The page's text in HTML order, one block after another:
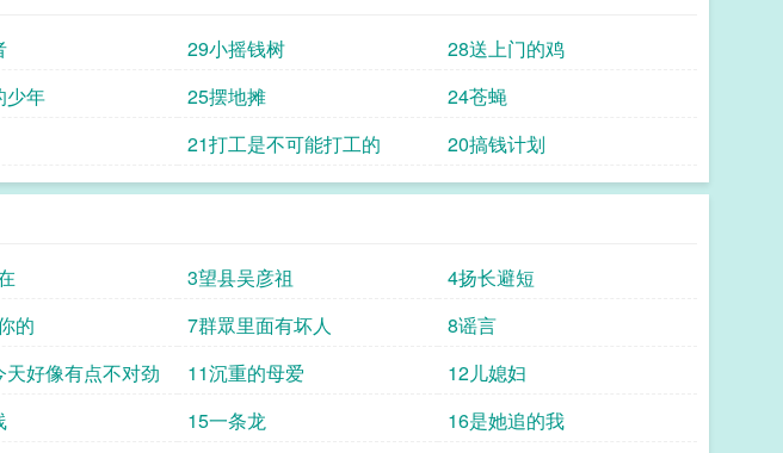
29小摇钱树
28送上门的鸡
少年 25摆地摊
24苍蝇
21打工是不可能打工的 20搞钱计划
3望县吴彦祖
4扬长避短
的 7群眾里面有坏人
8谣言
天好像有点不对劲 11沉重的母爱
12儿媳妇
15一条龙
16是她追的我